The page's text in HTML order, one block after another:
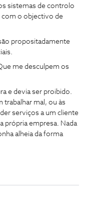
sistemas de controlo
com o objectivo de
propositadamente
me desculpem os
e devia ser proibido.
trabalhar mal, ou às
serviços a um cliente
própria empresa. Nada
alheia da forma